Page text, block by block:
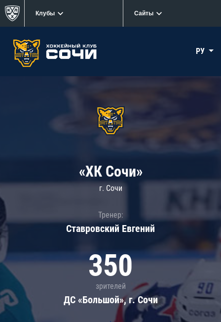
Клубы Сайты
РУ
«ХК Сочи»
г. Сочи
Тренер:
Ставровский Евгений
350
зрителей
ДС «Большой», г. Сочи